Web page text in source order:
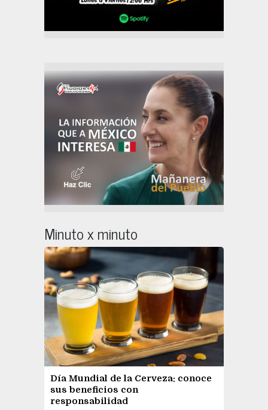
Minuto x minuto
Día Mundial de la Cerveza: conoce
sus beneficios con
responsabilidad